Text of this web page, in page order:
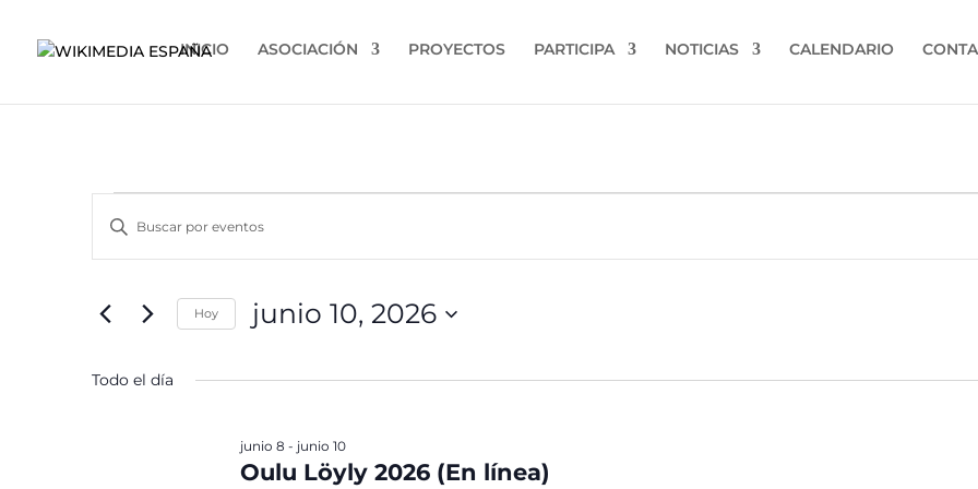
INICIO ASOCIACIÓN PROYECTOS PARTICIPA NOTICIAS CALENDARIO
Eventos
en
junio
10,
de
búsqueda
vistas
Eventos
Introduce
Busca
para
Hoy junio 10, 2026
Todo el día
Oulu Löyly 2026 (En línea)
junio 8 - junio 10